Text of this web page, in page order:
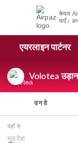
केवल
पाएँ।
एयरलाइन पार्टनर
Volotea
वन वे
यहाँ से
मूल देश